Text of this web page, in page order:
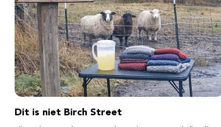
Dit is niet Birch Street